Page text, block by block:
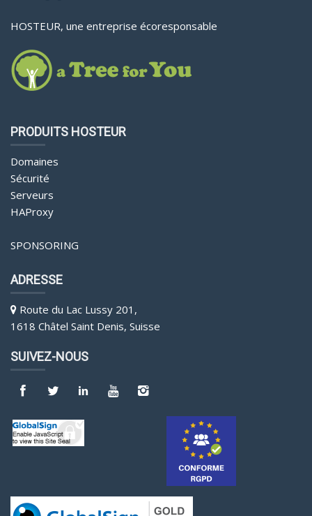
HOSTEUR, une entreprise écoresponsable
PRODUITS HOSTEUR
Domaines
Sécurité
Serveurs
HAProxy
SPONSORING
ADRESSE
Route du Lac Lussy 201,
1618 Châtel Saint Denis, Suisse
SUIVEZ-NOUS